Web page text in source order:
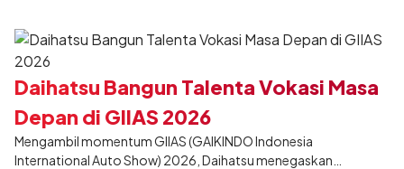
Daihatsu Bangun Talenta Vokasi Masa
Depan di GIIAS 2026
Mengambil momentum GIIAS (GAIKINDO Indonesia
International Auto Show) 2026, Daihatsu menegaskan